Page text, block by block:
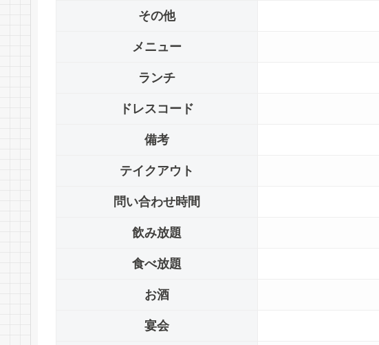
その他
メニュー
ランチ
ドレスコード
備考
テイクアウト
問い合わせ時間
飲み放題
食べ放題
お酒
宴会